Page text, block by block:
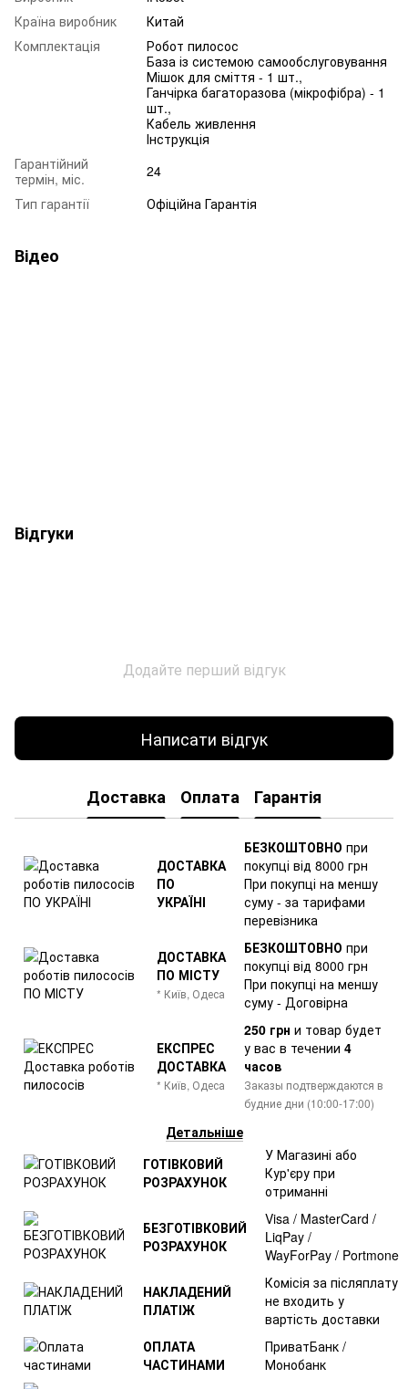
Країна виробник
Китай
Комплектація
Робот пилосос
База із системою самообслуговування
Мішок для сміття - 1 шт.,
Ганчірка багаторазова (мікрофібра) - 1
шт.,
Кабель живлення
Інструкція
Гарантійний
термін, міс.
24
Тип гарантії
Офіційна Гарантія
Відео
Відгуки
Додайте перший відгук
Написати відгук
Доставка Оплата Гарантія
ДОСТАВКА
ПО
УКРАЇНІ
БЕЗКОШТОВНО при
покупці від 8000 грн
При покупці на меншу
суму - за тарифами
перевізника
ДОСТАВКА
ПО МІСТУ
* Київ, Одеса
БЕЗКОШТОВНО при
покупці від 8000 грн
При покупці на меншу
суму - Договірна
ЕКСПРЕС
ДОСТАВКА
* Київ, Одеса
250 грн и товар будет
у вас в течении 4
часов
Заказы подтверждаются в
будние дни (10:00-17:00)
Детальніше
ГОТІВКОВИЙ
РОЗРАХУНОК
У Магазині або
Кур'єру при
отриманні
БЕЗГОТІВКОВИЙ
РОЗРАХУНОК
Visa / MasterCard /
LiqPay /
WayForPay / Portmone
НАКЛАДЕНИЙ
ПЛАТІЖ
Комісія за післяплату
не входить у
вартість доставки
ОПЛАТА
ЧАСТИНАМИ
ПриватБанк /
Монобанк